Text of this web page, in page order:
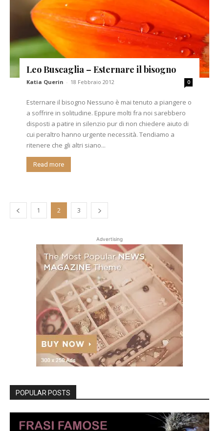
Leo Buscaglia – Esternare il bisogno
Katia Querin - 18 Febbraio 2012 0
Esternare il bisogno Nessuno è mai tenuto a piangere o
a soffrire in solitudine. Eppure molti fra noi sarebbero
disposti a patire in silenzio pur di non chiedere aiuto di
cui peraltro hanno urgente necessità. Tendiamo a
ritenere che gli altri siano...
Read more
1 2 3
Advertising
POPULAR POSTS